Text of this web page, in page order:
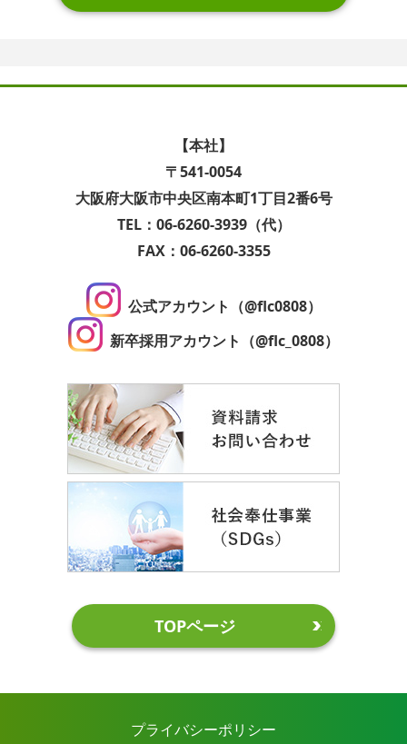
【本社】
〒541-0054
大阪府大阪市中央区南本町1丁目2番6号
TEL：06-6260-3939（代）
FAX：06-6260-3355
公式アカウント（@flc0808）
新卒採用アカウント（@flc_0808）
TOPページ
プライバシーポリシー